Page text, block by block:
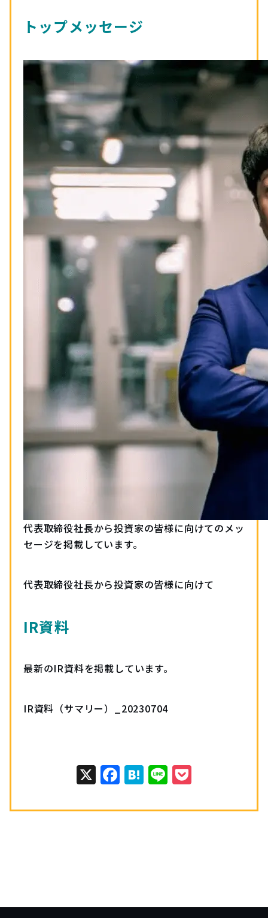
トップメッセージ
代表取締役社長から投資家の皆様に向けてのメッ
セージを掲載しています。
代表取締役社長から投資家の皆様に向けて
IR資料
最新のIR資料を掲載しています。
IR資料（サマリー）_20230704
X Facebook
Hatena
Line